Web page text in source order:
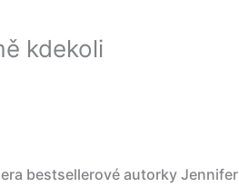
kdekoli
bestsellerové autorky Jennifer